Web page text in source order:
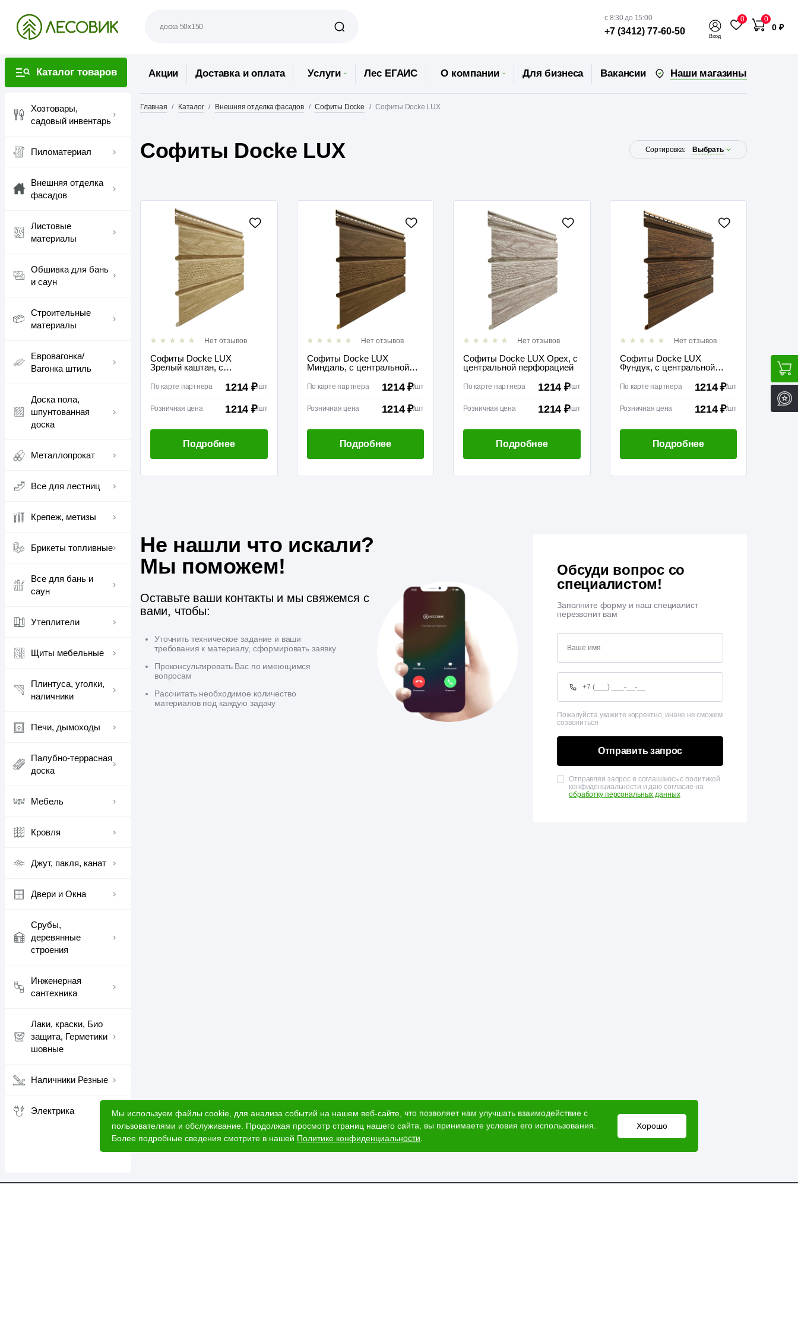
с 8:30 до 15:00
+7 (3412) 77-60-50 Вход
0 0
0 ₽
Каталог товаров
Хозтовары,
садовый инвентарь
Пиломатериал
Внешняя отделка
фасадов
Листовые
материалы
Обшивка для бань
и саун
Строительные
материалы
Евровагонка/
Вагонка штиль
Доска пола,
шпунтованная
доска
Металлопрокат
Все для лестниц
Крепеж, метизы
Брикеты топливные
Все для бань и
саун
Утеплители
Щиты мебельные
Плинтуса, уголки,
наличники
Печи, дымоходы
Палубно-террасная
доска
Мебель
Кровля
Джут, пакля, канат
Двери и Окна
Срубы,
деревянные
строения
Инженерная
сантехника
Лаки, краски, Био
защита, Герметики
шовные
Наличники Резные
Электрика
Акции Доставка и оплата Услуги Лес ЕГАИС О компании Для бизнеса Вакансии Наши магазины
Главная Каталог Внешняя отделка фасадов Софиты Docke Софиты Docke LUX
Софиты Docke LUX Сортировка: Выбрать
Нет отзывов
Софиты Docke LUX
Зрелый каштан, с
По карте партнера 1214 ₽/шт
Розничная цена 1214 ₽/шт
Подробнее
Нет отзывов
Софиты Docke LUX
Миндаль, с центральной
По карте партнера 1214 ₽/шт
Розничная цена 1214 ₽/шт
Подробнее
Нет отзывов
Софиты Docke LUX Орех, с
центральной перфорацией
По карте партнера 1214 ₽/шт
Розничная цена 1214 ₽/шт
Подробнее
Нет отзывов
Софиты Docke LUX
Фундук, с центральной
По карте партнера 1214 ₽/шт
Розничная цена 1214 ₽/шт
Подробнее
Не нашли что искали?
Мы поможем!
Оставьте ваши контакты и мы свяжемся с
вами, чтобы:
Уточнить техническое задание и ваши
требования к материалу, сформировать заявку
Проконсультировать Вас по имеющимся
вопросам
Рассчитать необходимое количество
материалов под каждую задачу
Обсуди вопрос со
специалистом!
Заполните форму и наш специалист
перезвонит вам
Пожалуйста укажите корректно, иначе не сможем
созвониться
Отправить запрос
Отправляя запрос я соглашаюсь с политикой
конфиденциальности и даю согласие на
обработку персональных данных
Мы используем файлы cookie, для анализа событий на нашем веб-сайте, что позволяет нам улучшать взаимодействие с
пользователями и обслуживание. Продолжая просмотр страниц нашего сайта, вы принимаете условия его использования.
Более подробные сведения смотрите в нашей Политике конфиденциальности.
Хорошо